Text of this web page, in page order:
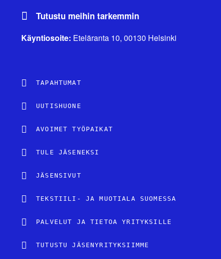
Tutustu meihin tarkemmin
Käyntiosoite: Eteläranta 10, 00130 Helsinki
TAPAHTUMAT
UUTISHUONE
AVOIMET TYÖPAIKAT
TULE JÄSENEKSI
JÄSENSIVUT
TEKSTIILI- JA MUOTIALA SUOMESSA
PALVELUT JA TIETOA YRITYKSILLE
TUTUSTU JÄSENYRITYKSIIMME